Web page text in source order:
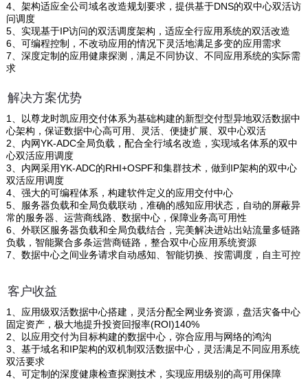
4、架构适应全公司域名改造规划要求，提供基于DNS的双中心双活访
问调度
5、实现基于IP访问的双活调度架构，适应全行应用系统的双活改造
6、可编程控制，不改动应用的情况下灵活地满足多变的应用需求
7、深度定制的应用健康探测，满足不同协议、不同应用系统的实际需
求
解决方案优势
1、以尊龙时凯应用交付体系为基础构建的新型交付型异地双活数据中
心架构，保证数据中心高可用、灵活、便捷扩展、双中心双活
2、内网YK-ADC全局负载，配合全行域名改造，实现域名体系的双中
心双活应用调度
3、内网采用YK-ADC的RHI+OSPF和集群技术，做到IP架构的双中心
双活应用调度
4、强大的可编程体系，构建软件定义的应用交付中心
5、服务器负载和全局负载联动，准确的感知应用状态，自动的屏蔽异
常的服务器、运营商线路、数据中心，保障业务高可用性
6、外联区服务器负载和全局负载结合，完美解决进站出站流量多链路
负载，智能聚合多条运营商链路，整合双中心应用系统资源
7、数据中心之间业务请求自动感知、智能切换、按需调度，自主可控
客户收益
1、应用级双活数据中心搭建，灵活分配全网业务资源，盘活灾备中心
固定资产，极大地提升投资回报率(ROI)140%
2、以应用交付为目标构建的数据中心，弥合应用与网络的鸿沟
3、基于域名和IP架构的双机制双活数据中心，灵活满足不同应用系统
双活要求
4、可定制的深度健康检查探测技术，实现应用级别的高可用保障